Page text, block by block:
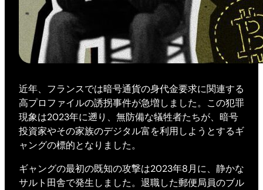
近年、フランスでは暗号通貨の身代金要求に関連する
高プロファイルの誘拐事件が急増しました。この犯罪
現象は2023年に遡り、無防備な犠牲者たちが、暗号
投資家やその家族のデジタル富を利用しようとするギ
ャングの標的となりました。
ギャングの最初の既知の攻撃は2023年8月に、静かな
サルト田舎で発生しました。退職した郵便局員のブル